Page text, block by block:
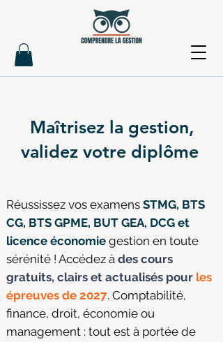
Maîtrisez la gestion,
validez votre diplôme
Réussissez vos examens STMG, BTS
CG, BTS GPME, BUT GEA, DCG et
licence économie gestion en toute
sérénité ! Accédez à des cours
gratuits, clairs et actualisés pour les
épreuves de 2027. Comptabilité,
finance, droit, économie ou
management : tout est à portée de